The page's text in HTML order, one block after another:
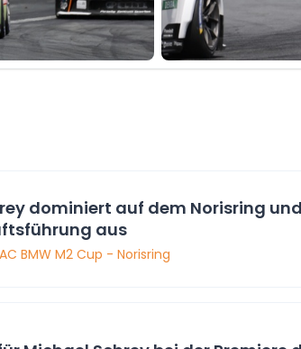
dominiert auf dem Norisring
aus
BMW M2 Cup - Norisring